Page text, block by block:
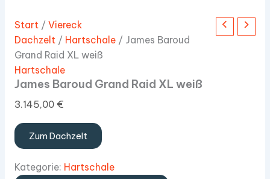
Start/ Viereck
Dachzelt/ Hartschale/ James Baroud
Grand Raid XL weiß
Hartschale
James Baroud Grand Raid XL weiß
3.145,00 €
Zum Dachzelt
Kategorie: Hartschale